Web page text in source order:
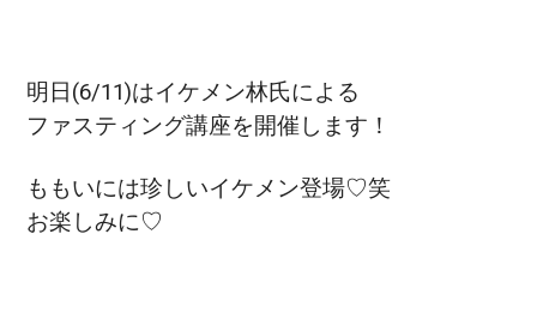
明日(6/11)はイケメン林氏による
ファスティング講座を開催します！
ももいには珍しいイケメン登場♡笑
お楽しみに♡